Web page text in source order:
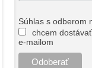
Súhlas s odberom
chcem
e-mailom